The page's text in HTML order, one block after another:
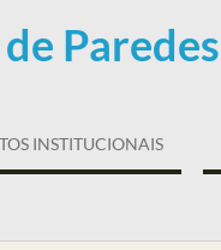
Paredes
INSTITUCIONAIS